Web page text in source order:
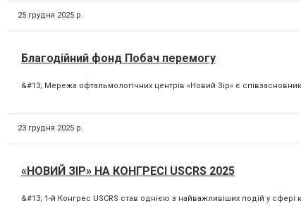
25 грудня 2025 р.
Благодійний фонд Побач перемогу
&#13; Мережа офтальмологічних центрів «Новий Зір» є
23 грудня 2025 р.
«НОВИЙ ЗІР» НА КОНГРЕСІ USCRS 2025
&#13; 1-й Конгрес USCRS став однією з найважливіших подій у сфері